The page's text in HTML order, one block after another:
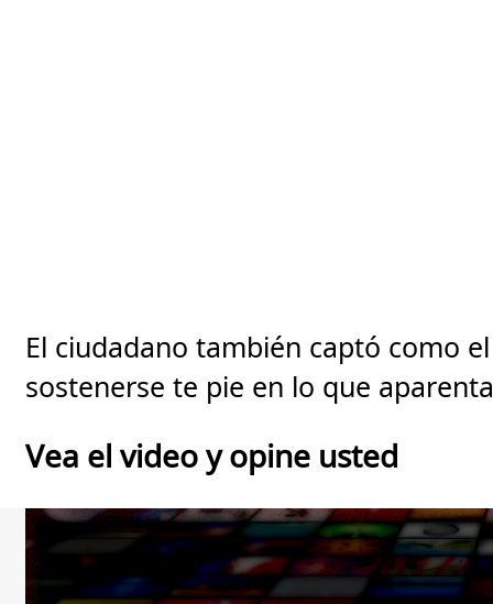
El ciudadano también captó como
sostenerse te pie en lo que
Vea el video y opine usted